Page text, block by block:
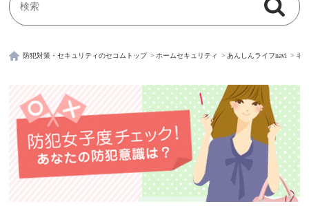
検索キーワード入力
検索
防犯対策・セキュリティのセコムトップ ホームセキュリティ あんしんライフnavi ネ